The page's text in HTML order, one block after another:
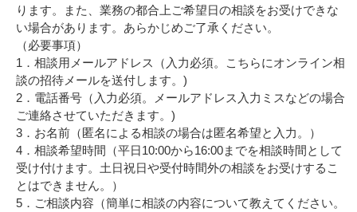
ります。また、業務の都合上ご希望日の相談をお受けできな
い場合があります。あらかじめご了承ください。
（必要事項）
1．相談用メールアドレス（入力必須。こちらにオンライン相
談の招待メールを送付します。)
2．電話番号（入力必須。メールアドレス入力ミスなどの場合
ご連絡させていただきます。)
3．お名前（匿名による相談の場合は匿名希望と入力。）
4．相談希望時間（平日10:00から16:00までを相談時間として
受け付けます。土日祝日や受付時間外の相談をお受けするこ
とはできません。）
5．ご相談内容（簡単に相談の内容について教えてください。